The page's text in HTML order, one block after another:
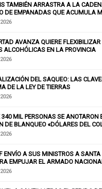
TAMBIÉN ARRASTRA A LA
DE EMPANADAS QUE ACUMULA
RECHAZADOS Y PONE EN RIESGO
AVANZA QUIERE
ALCOHÓLICAS EN LA PROVINCIA
DEL SAQUEO: LAS
DE LA LEY DE TIERRAS
MIL PERSONAS SE ANOTARON
DE BLANQUEO «DÓLARES DEL
ENVÍO A SUS MINISTROS A SANTA
EMPUJAR EL ARMADO